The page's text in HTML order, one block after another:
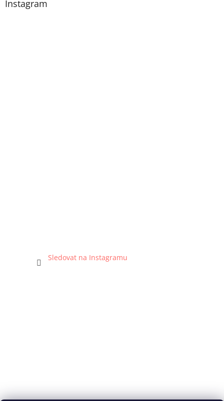
Instagram
Sledovat na Instagramu